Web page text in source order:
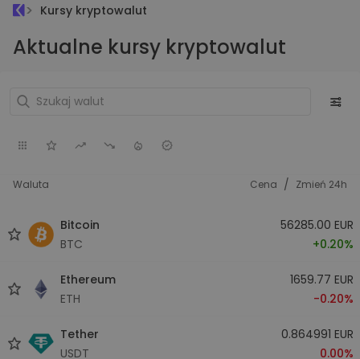
Kursy kryptowalut
Aktualne kursy kryptowalut
Waluta Cena / Zmień 24h
Bitcoin
BTC
56285.00 EUR
+0.20%
Ethereum
ETH
1659.77 EUR
-0.20%
Tether
USDT
0.864991 EUR
0.00%